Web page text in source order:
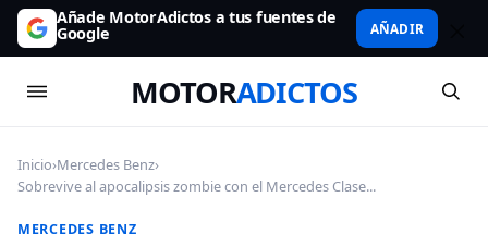
Añade MotorAdictos a tus fuentes de
Google AÑADIR
MOTORADICTOS
Inicio›Mercedes Benz›
Sobrevive al apocalipsis zombie con el Mercedes Clase...
MERCEDES BENZ